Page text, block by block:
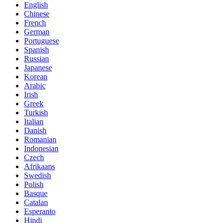
English
Chinese
French
German
Portuguese
Spanish
Russian
Japanese
Korean
Arabic
Irish
Greek
Turkish
Italian
Danish
Romanian
Indonesian
Czech
Afrikaans
Swedish
Polish
Basque
Catalan
Esperanto
Hindi